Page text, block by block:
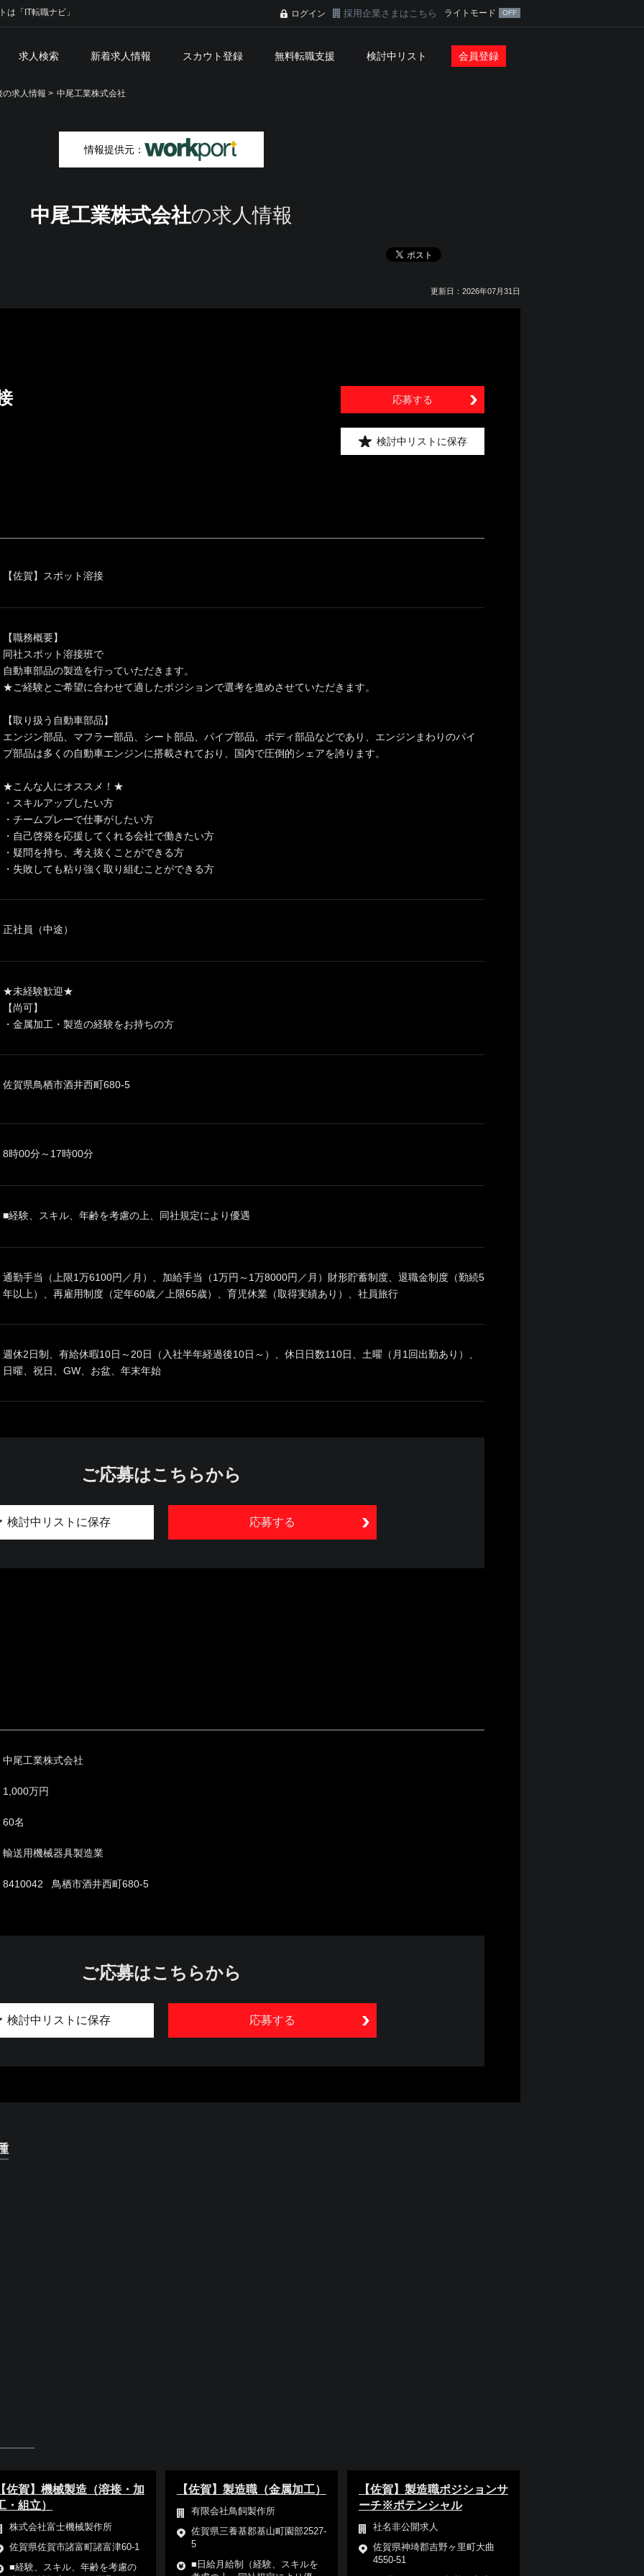
は「IT転職ナビ」 ログイン 採用企業さまはこちら ライトモード
求人検索 新着求人情報 スカウト登録 無料転職支援 検討中リスト 会員登録
の求人情報 > 中尾工業株式会社
情報提供元：
中尾工業株式会社の求人情報
更新日：2026年07月31日
応募する
検討中リストに保存
【佐賀】スポット溶接
【職務概要】
同社スポット溶接班で
自動車部品の製造を行っていただきます。
★ご経験とご希望に合わせて適したポジションで選考を進めさせていただきます。
【取り扱う自動車部品】
エンジン部品、マフラー部品、シート部品、パイプ部品、ボディ部品などであり、エンジンまわりのパイ
プ部品は多くの自動車エンジンに搭載されており、国内で圧倒的シェアを誇ります。
★こんな人にオススメ！★
・スキルアップしたい方
・チームプレーで仕事がしたい方
・自己啓発を応援してくれる会社で働きたい方
・疑問を持ち、考え抜くことができる方
・失敗しても粘り強く取り組むことができる方
正社員（中途）
★未経験歓迎★
【尚可】
・金属加工・製造の経験をお持ちの方
佐賀県鳥栖市酒井西町680-5
8時00分～17時00分
■経験、スキル、年齢を考慮の上、同社規定により優遇
通勤手当（上限1万6100円／月）、加給手当（1万円～1万8000円／月）財形貯蓄制度、退職金制度（勤続5
年以上）、再雇用制度（定年60歳／上限65歳）、育児休業（取得実績あり）、社員旅行
週休2日制、有給休暇10日～20日（入社半年経過後10日～）、休日日数110日、土曜（月1回出勤あり）、
日曜、祝日、GW、お盆、年末年始
ご応募はこちらから
応募する
検討中リストに保存
中尾工業株式会社
1,000万円
60名
輸送用機械器具製造業
8410042 鳥栖市酒井西町680-5
ご応募はこちらから
応募する
検討中リストに保存
佐賀】機械製造（溶接・加
・組立）
株式会社富士機械製作所
佐賀県佐賀市諸富町諸富津60-1
■経験、スキル、年齢を考慮の
【佐賀】製造職（金属加工）
有限会社鳥飼製作所
佐賀県三養基郡基山町園部2527-
5
■日給月給制（経験、スキルを
【佐賀】製造職ポジションサ
ーチ※ポテンシャル
社名非公開求人
佐賀県神埼郡吉野ヶ里町大曲
4550-51